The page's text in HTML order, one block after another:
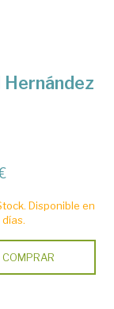
Disponible en
COMPRAR